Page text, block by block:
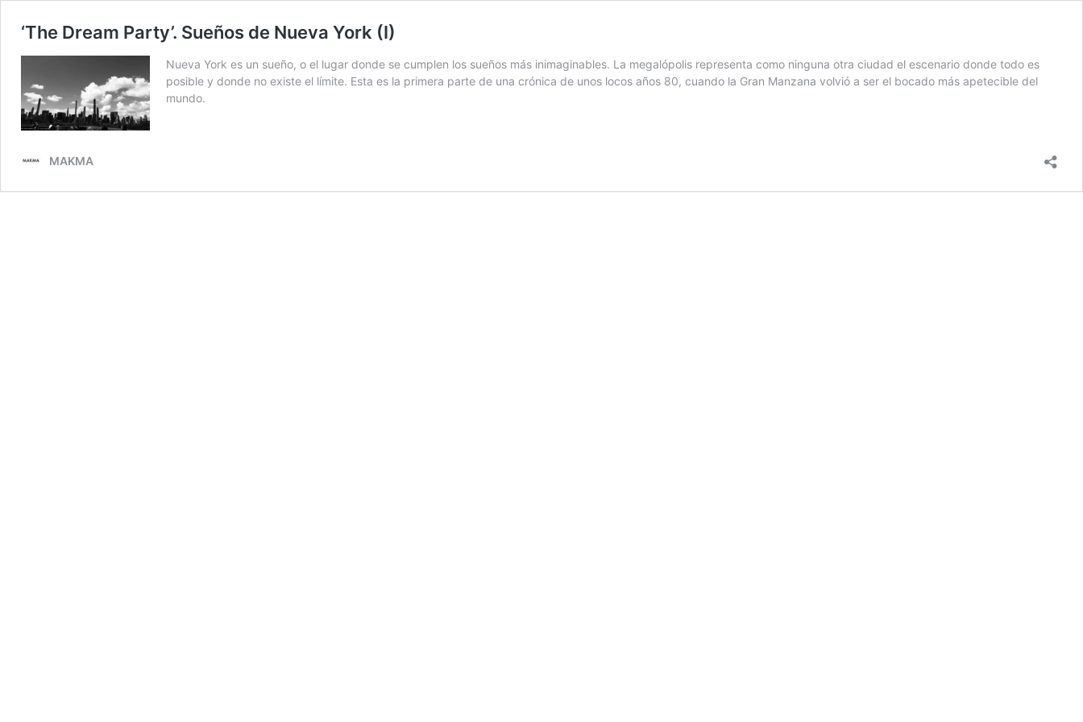
‘The Dream Party’. Sueños de Nueva York (I)
Nueva York es un sueño, o el lugar donde se cumplen los sueños más inimaginables. La megalópolis representa como ninguna otra ciudad el escenario donde todo es
posible y donde no existe el límite. Esta es la primera parte de una crónica de unos locos años 80, cuando la Gran Manzana volvió a ser el bocado más apetecible del
mundo.
MAKMA